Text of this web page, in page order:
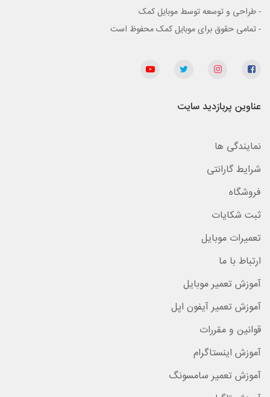
- طراحی و توسعه توسط موبایل کمک
- تمامی حقوق برای موبایل کمک محفوظ است
عناوین پربازدید سایت
نمایندگی ها
شرایط گارانتی
فروشگاه
ثبت شکایات
تعمیرات موبایل
ارتباط با ما
آموزش تعمیر موبایل
آموزش تعمیر آیفون اپل
قوانین و مقررات
آموزش اینستاگرام
آموزش تعمیر سامسونگ